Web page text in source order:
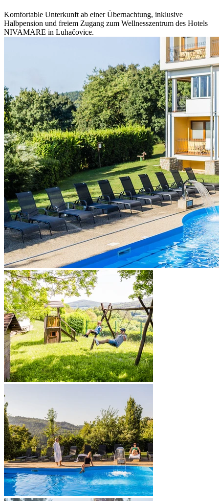
Komfortable Unterkunft ab einer Übernachtung, inklusive
Halbpension und freiem Zugang zum Wellnesszentrum des Hotels
NIVAMARE in Luhačovice.